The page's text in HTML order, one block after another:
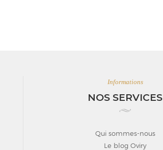
Informations
NOS SERVICES
Qui sommes-nous
Le blog Oviry